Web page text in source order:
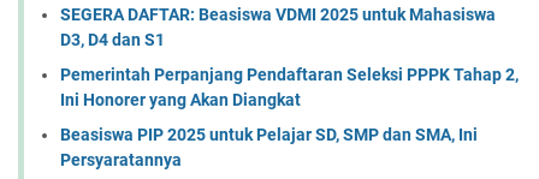
SEGERA DAFTAR: Beasiswa VDMI 2025 untuk Mahasiswa
D3, D4 dan S1
Pemerintah Perpanjang Pendaftaran Seleksi PPPK Tahap 2,
Ini Honorer yang Akan Diangkat
Beasiswa PIP 2025 untuk Pelajar SD, SMP dan SMA, Ini
Persyaratannya